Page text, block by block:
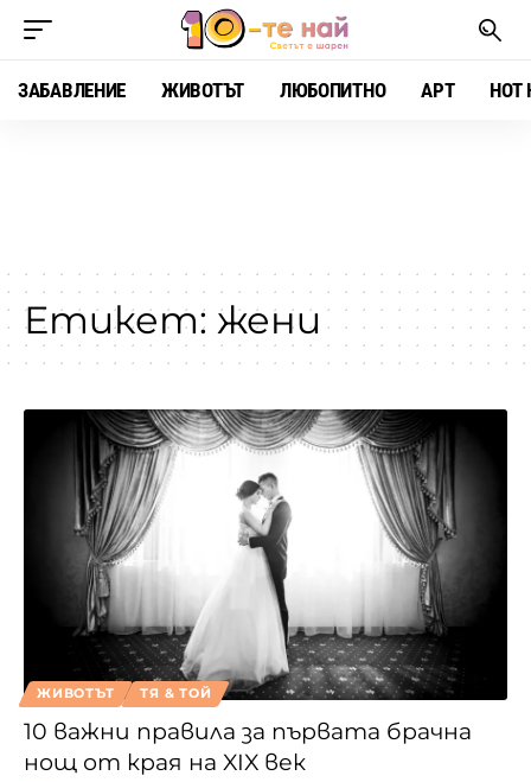
ЗАБАВЛЕНИЕ ЖИВОТЪТ ЛЮБОПИТНО АРТ HOT
Етикет: жени
ЖИВОТЪТ ТЯ & ТОЙ
10 важни правила за първата брачна
нощ от края на XIX век